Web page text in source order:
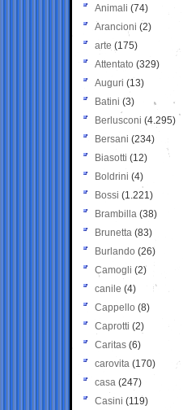
Animali (74)
Arancioni (2)
arte (175)
Attentato (329)
Auguri (13)
Batini (3)
Berlusconi (4.295)
Bersani (234)
Biasotti (12)
Boldrini (4)
Bossi (1.221)
Brambilla (38)
Brunetta (83)
Burlando (26)
Camogli (2)
canile (4)
Cappello (8)
Caprotti (2)
Caritas (6)
carovita (170)
casa (247)
Casini (119)